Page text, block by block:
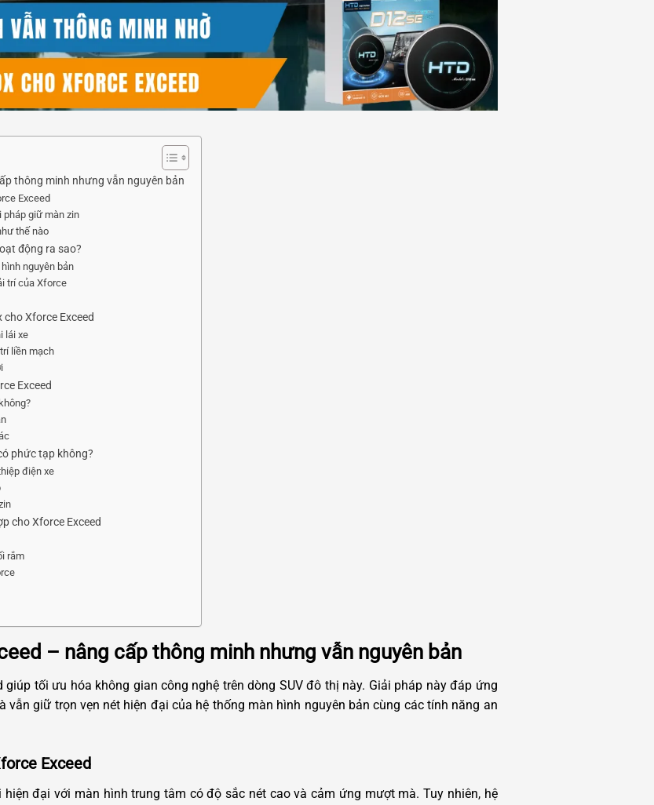
thông minh nhưng vẫn nguyên bản
Exceed
pháp giữ màn zin
thế nào
động ra sao?
nguyên bản
trí của Xforce
Xforce Exceed
lái xe
liền mạch
Exceed
phức tạp không?
điện xe
cho Xforce Exceed
rắm
– nâng cấp thông minh nhưng vẫn nguyên bản
giúp tối ưu hóa không gian công nghệ trên dòng SUV đô thị này. Giải pháp này đáp ứng
vẫn giữ trọn vẹn nét hiện đại của hệ thống màn hình nguyên bản cùng các tính năng an
Exceed
đại với màn hình trung tâm có độ sắc nét cao và cảm ứng mượt mà. Tuy nhiên, hệ